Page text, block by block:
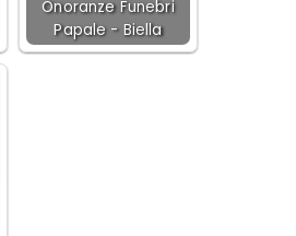
Onoranze Funebri
Papale - Biella